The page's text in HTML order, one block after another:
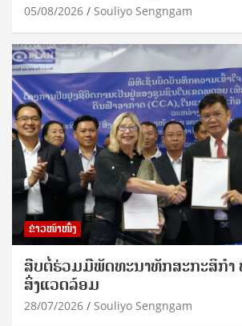
05/08/2026 Souliyo Sengngam
ຂ່າວໜ້າໜຶ່ງ
ສືບຕໍ່ຮ່ວມມືພັດທະນາທັກສະກະສິກຳ
ສິ່ງແວດລ້ອມ
28/07/2026 Souliyo Sengngam